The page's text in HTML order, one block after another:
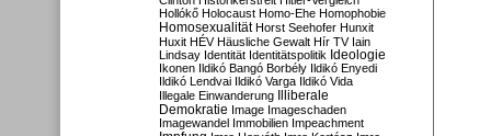
Hollókő Holocaust Homo-Ehe Homophobie
Homosexualität Horst Seehofer Hunxit
Huxit HÉV Häusliche Gewalt Hír TV Iain
Lindsay Identität Identitätspolitik Ideologie
Ikonen Ildikó Bangó Borbély Ildikó Enyedi
Ildikó Lendvai Ildikó Varga Ildikó Vida
Illegale Einwanderung Illiberale
Demokratie Image Imageschaden
Imagewandel Immobilien Impeachment